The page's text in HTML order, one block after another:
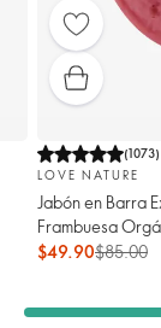
(1073)
LOVE NATURE
Jabón en Barra
Frambuesa
$49.90$85.00